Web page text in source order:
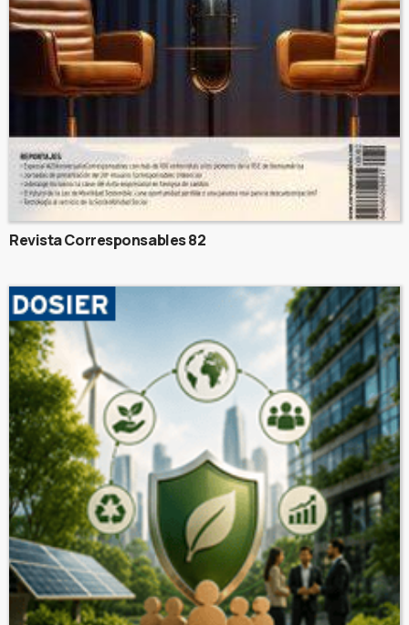
Revista Corresponsables 82